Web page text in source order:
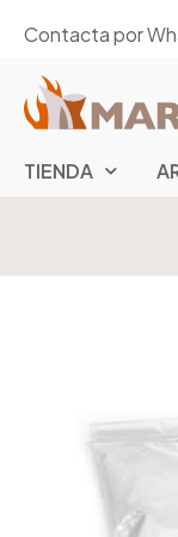
Contacta por
TIENDA